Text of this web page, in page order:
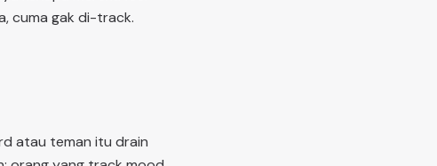
cuma gak di-track.
atau teman itu drain